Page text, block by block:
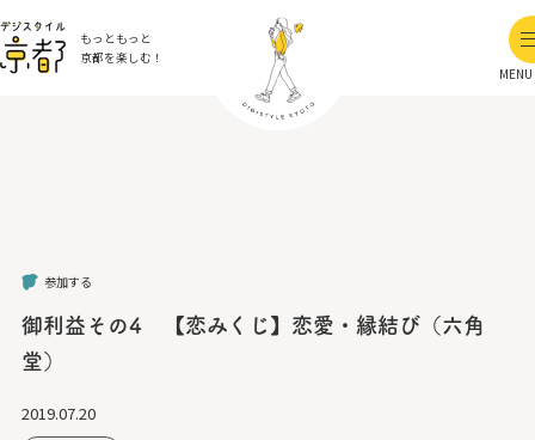
もっともっと
京都を楽しむ！
MENU
参加する
御利益その4 【恋みくじ】恋愛・縁結び（六角
堂）
2019.07.20